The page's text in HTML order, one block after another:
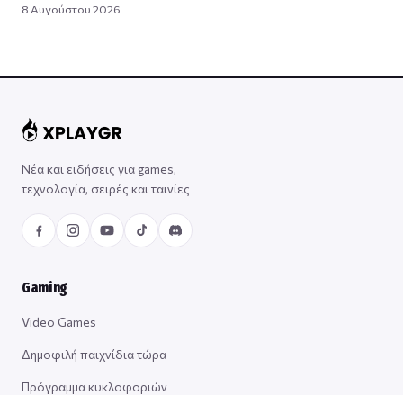
8 Αυγούστου 2026
Νέα και ειδήσεις για games,
τεχνολογία, σειρές και ταινίες
Gaming
Video Games
Δημοφιλή παιχνίδια τώρα
Πρόγραμμα κυκλοφοριών